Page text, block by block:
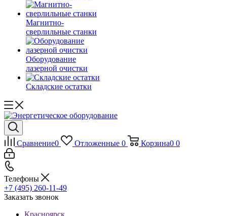
Магнитно-
сверлильные станки
Оборудование
лазерной очистки
Складские остатки
Сравнение0 Отложенные 0 Корзина0 0
Телефоны
+7 (495) 260-11-49
Заказать звонок
Красноярск